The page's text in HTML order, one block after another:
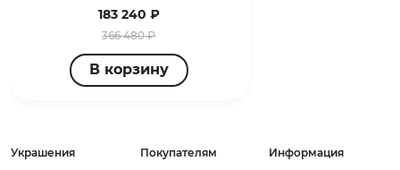
183 240 ₽
366 480 ₽
В корзину
Информация
Украшения Покупателям